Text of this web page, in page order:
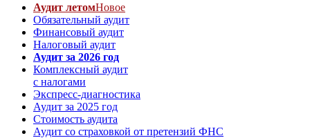
Аудит летомНовое
Обязательный аудит
Финансовый аудит
Налоговый аудит
Аудит за 2026 год
Комплексный аудит
с налогами
Экспресс-диагностика
Аудит за 2025 год
Стоимость аудита
Аудит со страховкой от претензий ФНС